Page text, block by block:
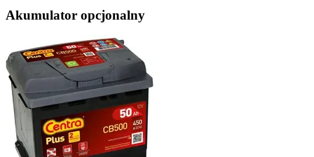
Akumulator opcjonalny